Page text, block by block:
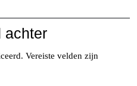
achter
Vereiste velden zijn